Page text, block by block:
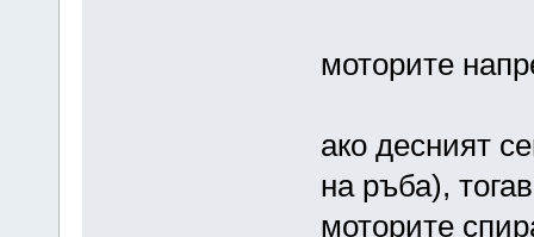
моторите
ако десният
на ръба),
моторите